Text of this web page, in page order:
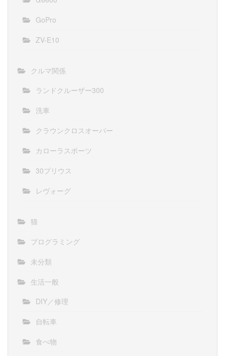
GoPro
ZV-E10
クルマ関係
ランドクルーザー300
洗車
クラウンクロスオーバー
カローラスポーツ
30プリウス
レヴォーグ
猫
プログラミング
未分類
生活一般
DIY／修理
自転車
食べ物